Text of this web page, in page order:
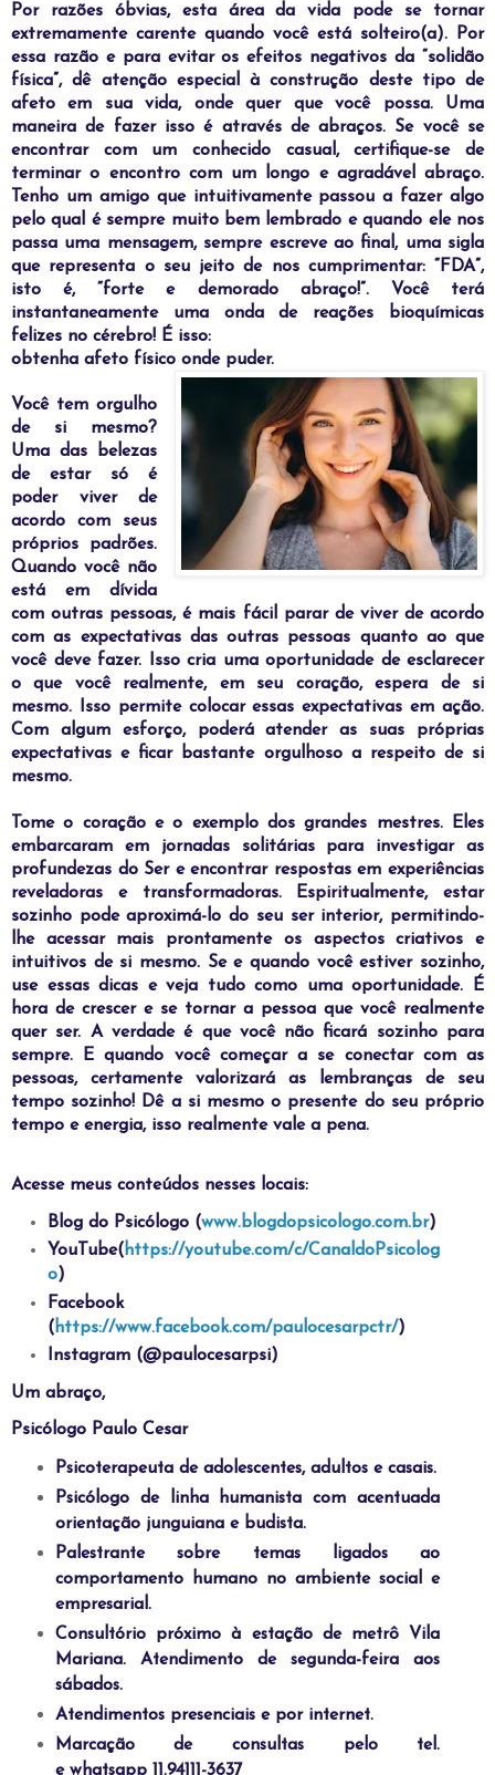
Por razões óbvias, esta área da vida pode se tornar
extremamente carente quando você está solteiro(a). Por
essa razão e para evitar os efeitos negativos da “solidão
física”, dê atenção especial à construção deste tipo de
afeto em sua vida, onde quer que você possa. Uma
maneira de fazer isso é através de abraços. Se você se
encontrar com um conhecido casual, certifique-se de
terminar o encontro com um longo e agradável abraço.
Tenho um amigo que intuitivamente passou a fazer algo
pelo qual é sempre muito bem lembrado e quando ele nos
passa uma mensagem, sempre escreve ao final, uma sigla
que representa o seu jeito de nos cumprimentar: “FDA”,
isto é, “forte e demorado abraço!”. Você terá
instantaneamente uma onda de reações bioquímicas
felizes no cérebro! É isso:
obtenha afeto físico onde puder.
Você tem orgulho
de si mesmo?
Uma das belezas
de estar só é
poder viver de
acordo com seus
próprios padrões.
Quando você não
está em dívida
com outras pessoas, é mais fácil parar de viver de acordo
com as expectativas das outras pessoas quanto ao que
você deve fazer. Isso cria uma oportunidade de esclarecer
o que você realmente, em seu coração, espera de si
mesmo. Isso permite colocar essas expectativas em ação.
Com algum esforço, poderá atender as suas próprias
expectativas e ficar bastante orgulhoso a respeito de si
mesmo.
Tome o coração e o exemplo dos grandes mestres. Eles
embarcaram em jornadas solitárias para investigar as
profundezas do Ser e encontrar respostas em experiências
reveladoras e transformadoras. Espiritualmente, estar
sozinho pode aproximá-lo do seu ser interior, permitindo-
lhe acessar mais prontamente os aspectos criativos e
intuitivos de si mesmo. Se e quando você estiver sozinho,
use essas dicas e veja tudo como uma oportunidade. É
hora de crescer e se tornar a pessoa que você realmente
quer ser. A verdade é que você não ficará sozinho para
sempre. E quando você começar a se conectar com as
pessoas, certamente valorizará as lembranças de seu
tempo sozinho! Dê a si mesmo o presente do seu próprio
tempo e energia, isso realmente vale a pena.
Acesse meus conteúdos nesses locais:
Blog do Psicólogo (www.blogdopsicologo.com.br)
YouTube(https://youtube.com/c/CanaldoPsicolog
o)
Facebook
(https://www.facebook.com/paulocesarpctr/)
Instagram (@paulocesarpsi)
Um abraço,
Psicólogo Paulo Cesar
Psicoterapeuta de adolescentes, adultos e casais.
Psicólogo de linha humanista com acentuada
orientação junguiana e budista.
Palestrante sobre temas ligados ao
comportamento humano no ambiente social e
empresarial.
Consultório próximo à estação de metrô Vila
Mariana. Atendimento de segunda-feira aos
sábados.
Atendimentos presenciais e por internet.
Marcação de consultas pelo tel.
e whatsapp 11.94111-3637